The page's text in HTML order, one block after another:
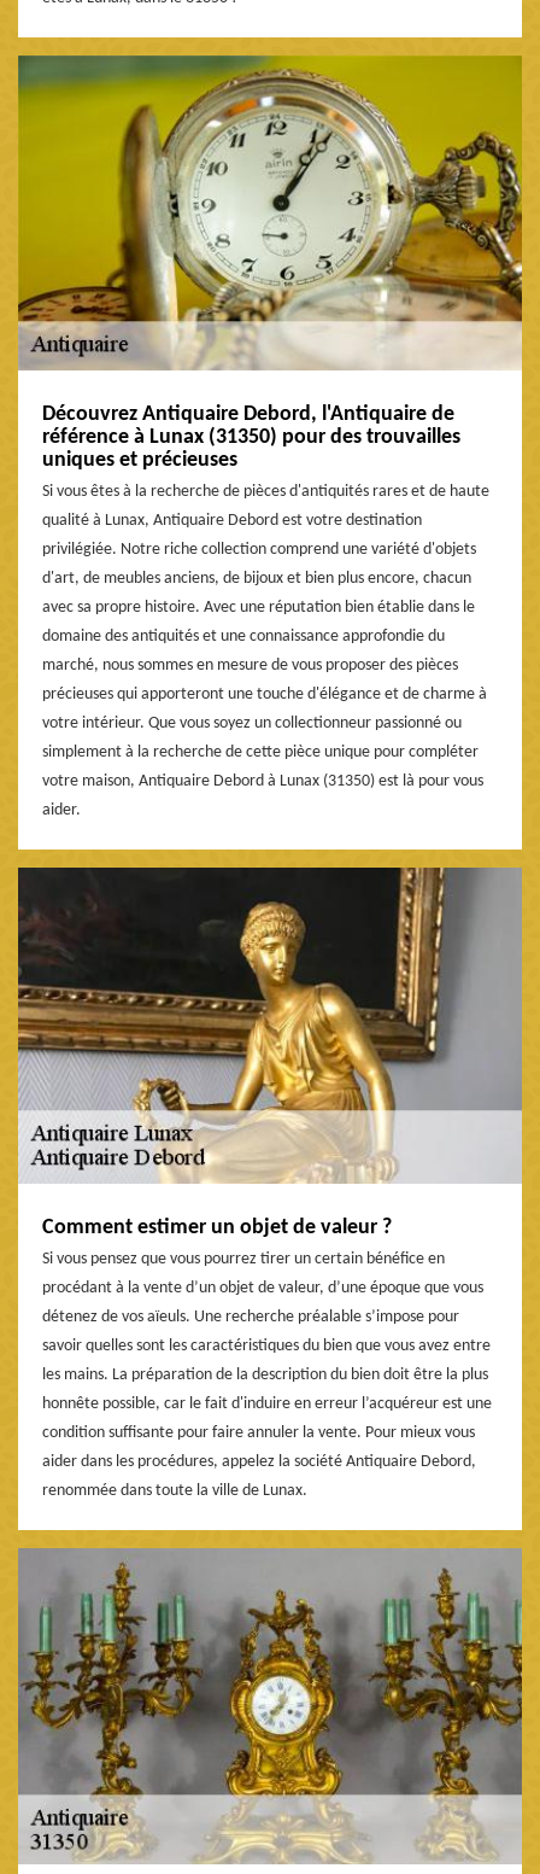
Découvrez Antiquaire Debord, l'Antiquaire de
référence à Lunax (31350) pour des trouvailles
uniques et précieuses
Si vous êtes à la recherche de pièces d'antiquités rares et de haute
qualité à Lunax, Antiquaire Debord est votre destination
privilégiée. Notre riche collection comprend une variété d'objets
d'art, de meubles anciens, de bijoux et bien plus encore, chacun
avec sa propre histoire. Avec une réputation bien établie dans le
domaine des antiquités et une connaissance approfondie du
marché, nous sommes en mesure de vous proposer des pièces
précieuses qui apporteront une touche d'élégance et de charme à
votre intérieur. Que vous soyez un collectionneur passionné ou
simplement à la recherche de cette pièce unique pour compléter
votre maison, Antiquaire Debord à Lunax (31350) est là pour vous
aider.
Comment estimer un objet de valeur ?
Si vous pensez que vous pourrez tirer un certain bénéfice en
procédant à la vente d’un objet de valeur, d’une époque que vous
détenez de vos aïeuls. Une recherche préalable s’impose pour
savoir quelles sont les caractéristiques du bien que vous avez entre
les mains. La préparation de la description du bien doit être la plus
honnête possible, car le fait d'induire en erreur l’acquéreur est une
condition suffisante pour faire annuler la vente. Pour mieux vous
aider dans les procédures, appelez la société Antiquaire Debord,
renommée dans toute la ville de Lunax.